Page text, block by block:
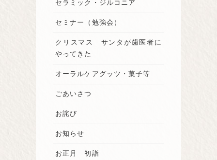
セラミック・ジルコニア
セミナー（勉強会）
クリスマス サンタが歯医者に
やってきた
オーラルケアグッツ・菓子等
ごあいさつ
お詫び
お知らせ
お正月 初詣